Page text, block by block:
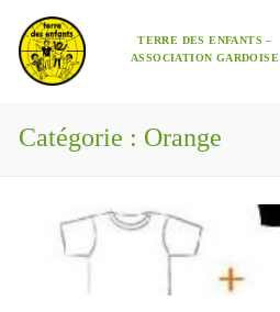
contenu
TERRE DES ENFANTS –
ASSOCIATION GARDOISE
Catégorie : Orange